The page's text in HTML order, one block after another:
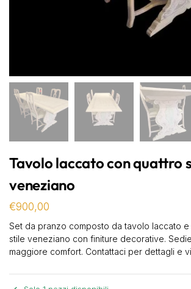
Tavolo laccato con quattro
veneziano
€900,00
Set da pranzo composto da tavolo laccato
stile veneziano con finiture decorative.
maggiore comfort. Contattaci per dettagli e